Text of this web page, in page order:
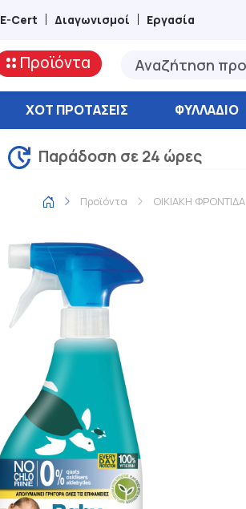
E-Cert Διαγωνισμοί Εργασία
Προϊόντα
ΧΟΤ ΠΡΟΤΆΣΕΙΣ ΦΥΛΛΆΔΙΟ
Παράδοση σε 24 ώρες
Προϊόντα ΟΙΚΙΑΚΗ ΦΡΟΝΤΙΔΑ